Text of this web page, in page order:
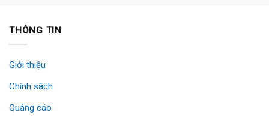
THÔNG TIN
Giới thiệu
Chính sách
Quảng cáo